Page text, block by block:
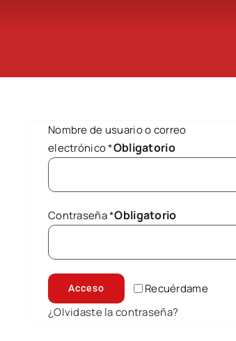
Nombre de usuario o correo
electrónico*Obligatorio
Contraseña*Obligatorio
Recuérdame
Acceso
¿Olvidaste la contraseña?